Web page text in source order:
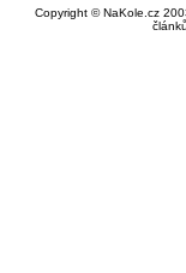
Copyright © NaKole.cz